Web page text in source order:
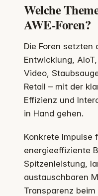
Welche
AWE-Foren?
Die Foren setzten
Entwicklung,
Video,
Retail – mit der
Effizienz und
in Hand gehen.
Konkrete Impulse
energieeffiziente
Spitzenleistung,
austauschbaren
Transparenz